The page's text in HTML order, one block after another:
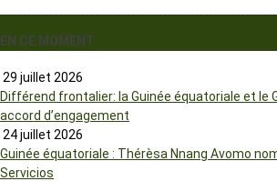
EN CE MOMENT
29 juillet 2026
Différend frontalier: la Guinée équatoriale et le
accord d’engagement
24 juillet 2026
Guinée équatoriale : Thérèsa Nnang Avomo
Servicios